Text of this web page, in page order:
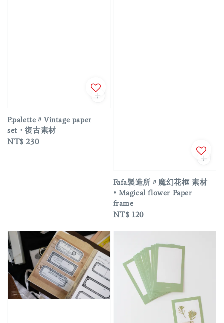
P.palette〃Vintage paper
set・復古素材
Regular
NT$ 230
Fafa製造所〃魔幻花框 素材
• Magical flower Paper
frame
Regular
NT$ 120